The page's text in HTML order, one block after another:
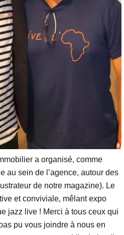
a organisé, comme
au sein de l’agence, autour des
de notre magazine). Le
et conviviale, mêlant expo
jazz live ! Merci à tous ceux qui
pu vous joindre à nous en